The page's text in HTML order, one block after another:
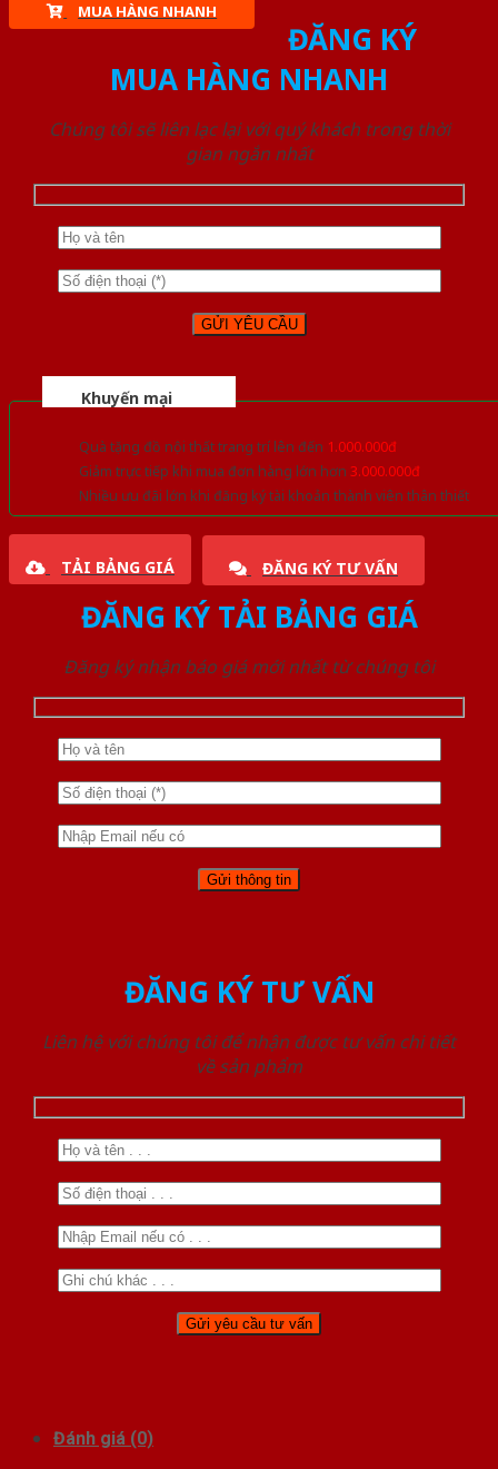
MUA HÀNG NHANH
ĐĂNG KÝ
MUA HÀNG NHANH
Chúng tôi sẽ liên lạc lại với quý khách trong thời
gian ngắn nhất
Khuyến mại
Quà tặng đồ nội thất trang trí lên đến 1.000.000đ
Giảm trực tiếp khi mua đơn hàng lớn hơn 3.000.000đ
Nhiều ưu đãi lớn khi đăng ký tài khoản thành viên thân thiết
TẢI BẢNG GIÁ ĐĂNG KÝ TƯ VẤN
ĐĂNG KÝ TẢI BẢNG GIÁ
Đăng ký nhận báo giá mới nhất từ chúng tôi
ĐĂNG KÝ TƯ VẤN
Liên hệ với chúng tôi để nhận được tư vấn chi tiết
về sản phẩm
Đánh giá (0)